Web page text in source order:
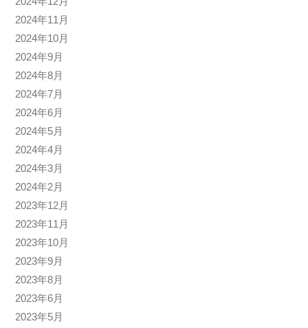
2024年11月
2024年10月
2024年9月
2024年8月
2024年7月
2024年6月
2024年5月
2024年4月
2024年3月
2024年2月
2023年12月
2023年11月
2023年10月
2023年9月
2023年8月
2023年6月
2023年5月